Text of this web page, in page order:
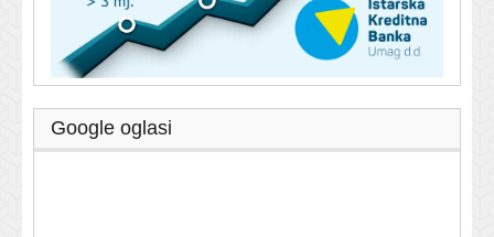
Google oglasi